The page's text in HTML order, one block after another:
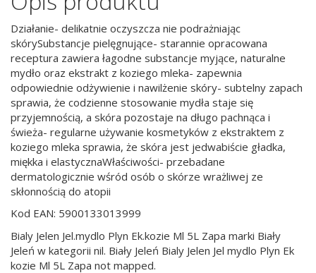
Działanie- delikatnie oczyszcza nie podrażniając
skórySubstancje pielęgnujące- starannie opracowana
receptura zawiera łagodne substancje myjące, naturalne
mydło oraz ekstrakt z koziego mleka- zapewnia
odpowiednie odżywienie i nawilżenie skóry- subtelny zapach
sprawia, że codzienne stosowanie mydła staje się
przyjemnością, a skóra pozostaje na długo pachnąca i
świeża- regularne używanie kosmetyków z ekstraktem z
koziego mleka sprawia, że skóra jest jedwabiście gładka,
miękka i elastycznaWłaściwości- przebadane
dermatologicznie wśród osób o skórze wrażliwej ze
skłonnością do atopii
Kod EAN: 5900133013999
Bialy Jelen Jel.mydlo Plyn Ek.kozie Ml 5L Zapa marki Biały
Jeleń w kategorii nil. Biały Jeleń Bialy Jelen Jel mydlo Plyn Ek
kozie Ml 5L Zapa not mapped.